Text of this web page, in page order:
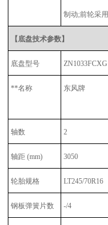
制动;前轮采
【底盘技术参数】
底盘型号 ZN1033FCXG
**名称 东风牌
轴数 2
轴距 (mm) 3050
轮胎规格 LT245/70R16
钢板弹簧片数 -/4